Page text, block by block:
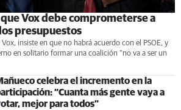
que Vox debe comprometerse a
presupuestos
insiste en que no habrá acuerdo con el PSOE, y
en solitario formar una coalición "no va a ser un
celebra el incremento en la
“Cuanta más gente vaya a
mejor para todos”